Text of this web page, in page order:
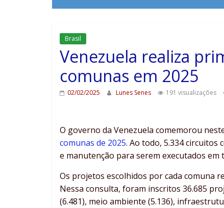
Brasil
Venezuela realiza
comunas em 2025
02/02/2025 Lunes Senes 191 visualizações
O governo da Venezuela comemorou
comunas de 2025. Ao todo, 5.334
e manutenção para serem executados
Os projetos escolhidos por cada comuna
Nessa consulta, foram inscritos 36.685
(6.481), meio ambiente (5.136),